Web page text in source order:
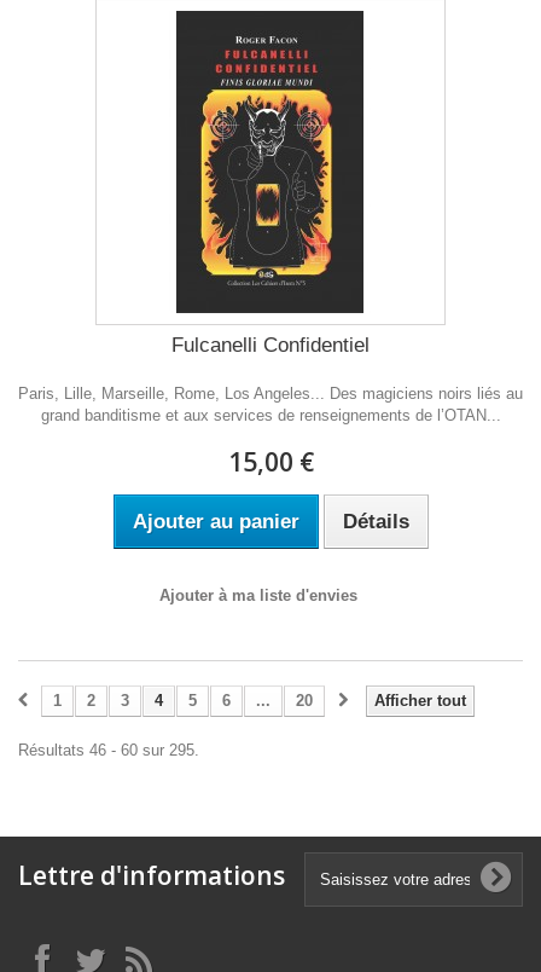
Fulcanelli Confidentiel
Paris, Lille, Marseille, Rome, Los Angeles... Des magiciens noirs liés au
grand banditisme et aux services de renseignements de l’OTAN...
15,00 €
Ajouter au panier Détails
Ajouter à ma liste d'envies
Afficher tout
1 2 3 4 5 6 ... 20
Résultats 46 - 60 sur 295.
Lettre d'informations